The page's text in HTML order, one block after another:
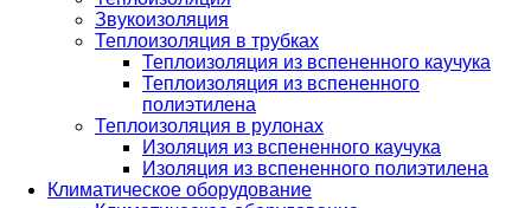
Звукоизоляция
Теплоизоляция в трубках
Теплоизоляция из вспененного каучука
Теплоизоляция из вспененного
полиэтилена
Теплоизоляция в рулонах
Изоляция из вспененного каучука
Изоляция из вспененного полиэтилена
Климатическое оборудование